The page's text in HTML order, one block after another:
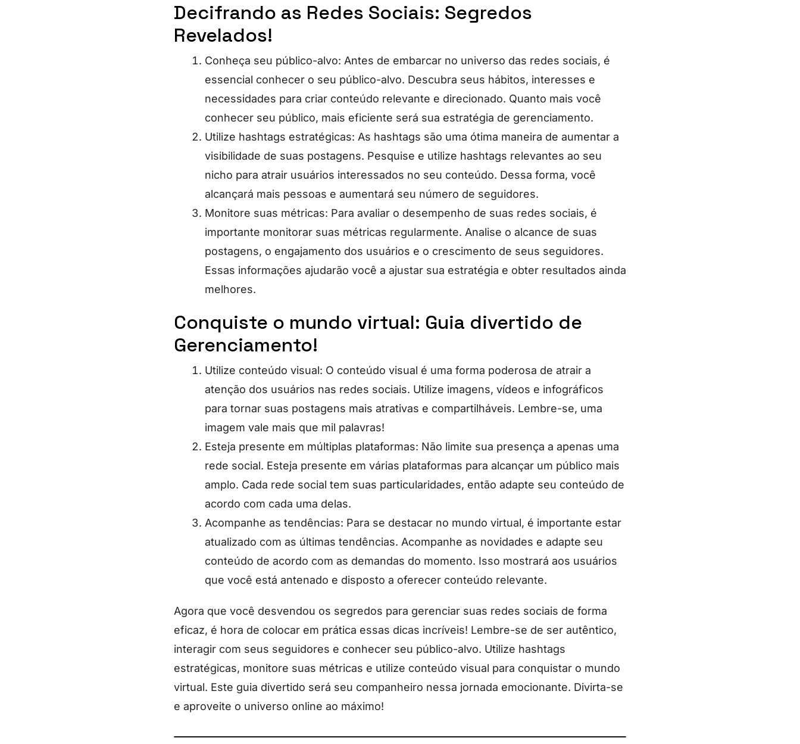
Decifrando as Redes Sociais: Segredos
Revelados!
Conheça seu público-alvo: Antes de embarcar no universo das redes sociais, é
essencial conhecer o seu público-alvo. Descubra seus hábitos, interesses e
necessidades para criar conteúdo relevante e direcionado. Quanto mais você
conhecer seu público, mais eficiente será sua estratégia de gerenciamento.
Utilize hashtags estratégicas: As hashtags são uma ótima maneira de aumentar a
visibilidade de suas postagens. Pesquise e utilize hashtags relevantes ao seu
nicho para atrair usuários interessados no seu conteúdo. Dessa forma, você
alcançará mais pessoas e aumentará seu número de seguidores.
Monitore suas métricas: Para avaliar o desempenho de suas redes sociais, é
importante monitorar suas métricas regularmente. Analise o alcance de suas
postagens, o engajamento dos usuários e o crescimento de seus seguidores.
Essas informações ajudarão você a ajustar sua estratégia e obter resultados ainda
melhores.
Conquiste o mundo virtual: Guia divertido de
Gerenciamento!
Utilize conteúdo visual: O conteúdo visual é uma forma poderosa de atrair a
atenção dos usuários nas redes sociais. Utilize imagens, vídeos e infográficos
para tornar suas postagens mais atrativas e compartilháveis. Lembre-se, uma
imagem vale mais que mil palavras!
Esteja presente em múltiplas plataformas: Não limite sua presença a apenas uma
rede social. Esteja presente em várias plataformas para alcançar um público mais
amplo. Cada rede social tem suas particularidades, então adapte seu conteúdo de
acordo com cada uma delas.
Acompanhe as tendências: Para se destacar no mundo virtual, é importante estar
atualizado com as últimas tendências. Acompanhe as novidades e adapte seu
conteúdo de acordo com as demandas do momento. Isso mostrará aos usuários
que você está antenado e disposto a oferecer conteúdo relevante.
Agora que você desvendou os segredos para gerenciar suas redes sociais de forma
eficaz, é hora de colocar em prática essas dicas incríveis! Lembre-se de ser autêntico,
interagir com seus seguidores e conhecer seu público-alvo. Utilize hashtags
estratégicas, monitore suas métricas e utilize conteúdo visual para conquistar o mundo
virtual. Este guia divertido será seu companheiro nessa jornada emocionante. Divirta-se
e aproveite o universo online ao máximo!